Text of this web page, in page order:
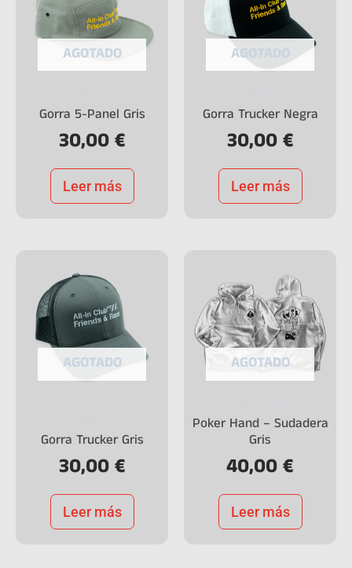
AGOTADO
Gorra 5-Panel Gris
30,00€
Leer más
AGOTADO
Gorra Trucker Negra
30,00€
Leer más
AGOTADO
Gorra Trucker Gris
30,00€
Leer más
AGOTADO
Poker Hand – Sudadera
Gris
40,00€
Leer más